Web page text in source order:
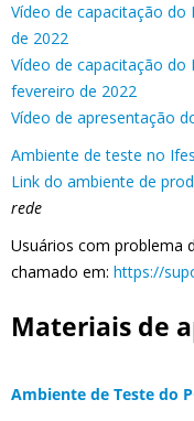
Vídeo de capacitação do
de 2022
Vídeo de capacitação do
fevereiro de 2022
Vídeo de apresentação
Ambiente de teste no Ifes
Link do ambiente de
rede
Usuários com problema
chamado em: https://
Materiais de
Ambiente de Teste do